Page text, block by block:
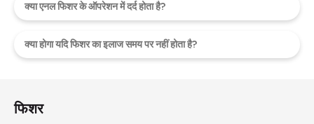
क्या एनल फिशर के ऑपरेशन में दर्द होता है?
क्या होगा यदि फिशर का इलाज समय पर नहीं होता है?
फिशर